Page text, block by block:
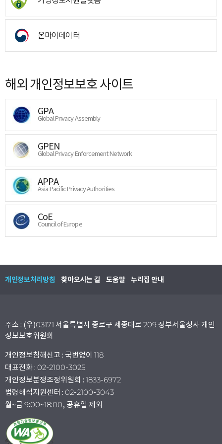
온마이데이터
해외 개인정보보호 사이트
GPA
Global Privacy Assembly
GPEN
Global Privacy Enforcement Network
APPA
Asia Pacific Privacy Authorities
CoE
Council of Europe
개인정보처리방침 찾아오시는 길 도움말 누리집 안내
주소 : (우)03171 서울특별시 종로구 세종대로 209 정부서울청사 개인
정보보호위원회
개인정보침해신고 : 국번없이 118
대표전화 : 02-2100-3025
개인정보분쟁조정위원회 : 1833-6972
법령해석지원센터 : 02-2100-3043
월~금 9:00~18:00, 공휴일 제외